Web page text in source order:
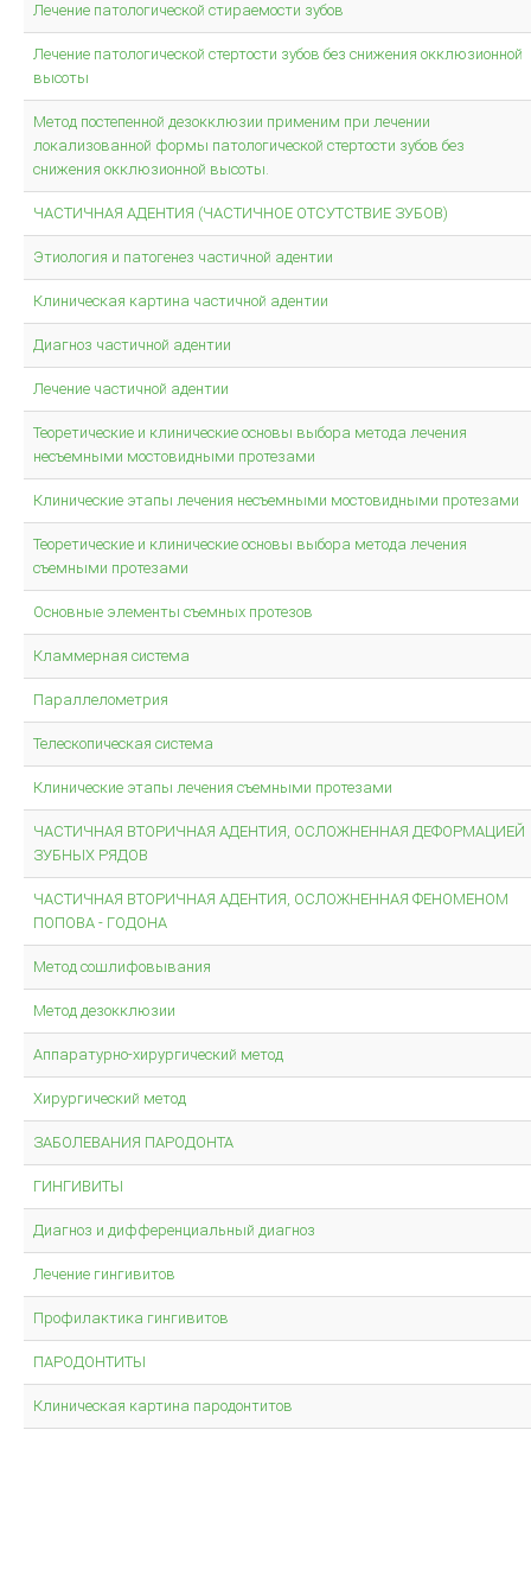
Общие вопросы металокерамики
Искусство воспроизводить зубы керамикой
Инструкция для керамики IPS D.SIGN
Искуство металлокерамики
Базисная техника изготовления
Металлокерамические протезы
Невидимая эстетическая керамическая реставрация
ОСОБЕННОСТИ ЭСТЕТИЧЕСКОЙ РЕСТАВРАЦИИ В СТОМАТОЛОГИИ
Лечение патологической стираемости зубов
Лечение патологической стертости зубов без снижения окклюзионной
высоты
Метод постепенной дезокклюзии применим при лечении
локализованной формы патологической стертости зубов без
снижения окклюзионной высоты.
ЧАСТИЧНАЯ АДЕНТИЯ (ЧАСТИЧНОЕ ОТСУТСТВИЕ ЗУБОВ)
Этиология и патогенез частичной адентии
Клиническая картина частичной адентии
Диагноз частичной адентии
Лечение частичной адентии
Теоретические и клинические основы выбора метода лечения
несъемными мостовидными протезами
Клинические этапы лечения несъемными мостовидными протезами
Теоретические и клинические основы выбора метода лечения
съемными протезами
Основные элементы съемных протезов
Кламмерная система
Параллелометрия
Телескопическая система
Клинические этапы лечения съемными протезами
ЧАСТИЧНАЯ ВТОРИЧНАЯ АДЕНТИЯ, ОСЛОЖНЕННАЯ ДЕФОРМАЦИЕЙ
ЗУБНЫХ РЯДОВ
ЧАСТИЧНАЯ ВТОРИЧНАЯ АДЕНТИЯ, ОСЛОЖНЕННАЯ ФЕНОМЕНОМ
ПОПОВА - ГОДОНА
Метод сошлифовывания
Метод дезокклюзии
Аппаратурно-хирургический метод
Хирургический метод
ЗАБОЛЕВАНИЯ ПАРОДОНТА
ГИНГИВИТЫ
Диагноз и дифференциальный диагноз
Лечение гингивитов
Профилактика гингивитов
ПАРОДОНТИТЫ
Клиническая картина пародонтитов